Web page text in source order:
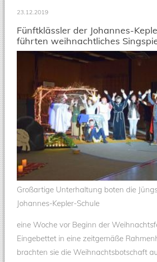
23.12.2019
Fünftklässler der Johannes-
führten weihnachtliches
Großartige Unterhaltung boten die
Johannes-Kepler-Schule
eine Woche vor Beginn der
Eingebettet in eine zeitgemäße
brachten sie die Weihnachtsbotschaft